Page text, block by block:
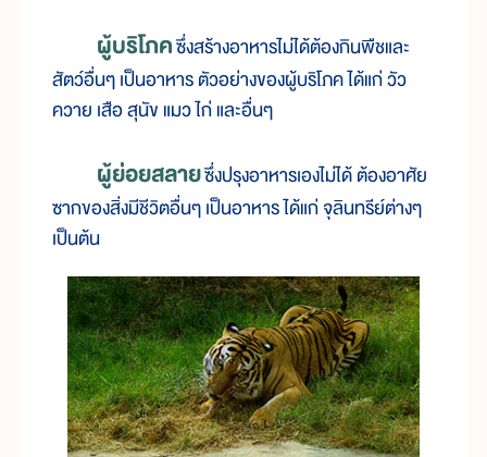
ผู้บริโภคซึ่งสร้างอาหารไม่ได้ต้องกินพืชและ
สัตว์อื่นๆ เป็นอาหาร ตัวอย่างของผู้บริโภค ได้แก่ วัว
ควาย เสือ สุนัข แมว ไก่ และอื่นๆ
ผู้ย่อยสลายซึ่งปรุงอาหารเองไม่ได้ ต้องอาศัย
ซากของสิ่งมีชีวิตอื่นๆ เป็นอาหาร ได้แก่ จุลินทรีย์ต่างๆ
เป็นต้น